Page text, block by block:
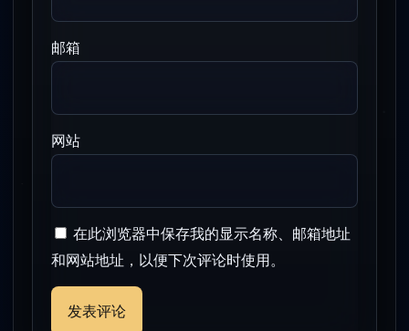
邮箱
网站
在此浏览器中保存我的显示名称、邮箱地址
和网站地址，以便下次评论时使用。